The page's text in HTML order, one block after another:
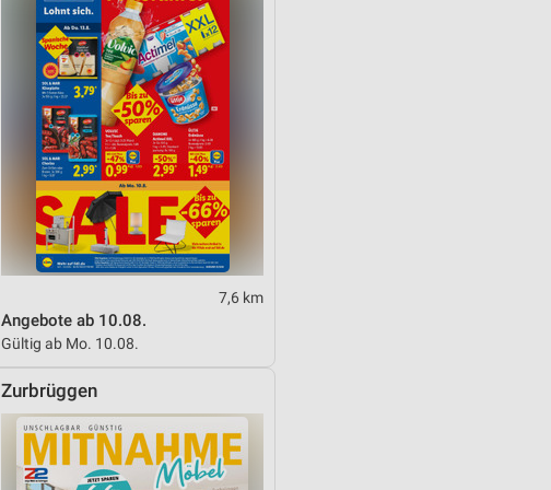
7,6 km
Angebote ab 10.08.
Gültig ab Mo. 10.08.
Zurbrüggen